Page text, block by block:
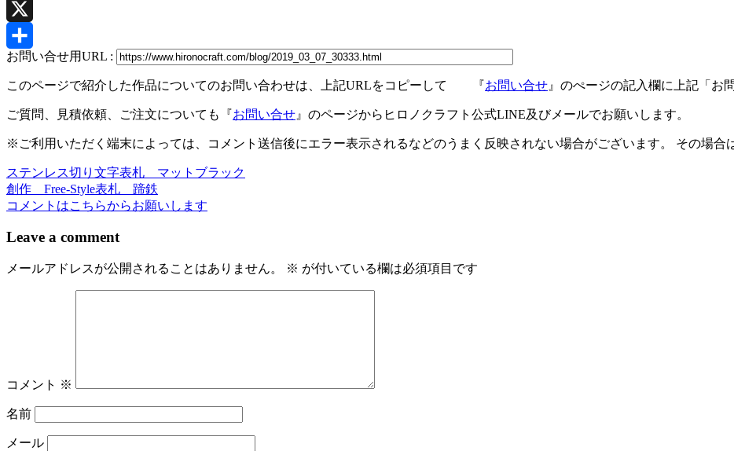
Pinterest
X
共
有
お問い合せ用URL :
このページで紹介した作品についてのお問い合わせは、上記URLをコピーして 『お問い合せ 』のぺージの記入欄に上記「お
ご質問、見積依頼、ご注文についても『お問い合せ 』のページからヒロノクラフト公式LINE及びメールでお願いします。
※ご利用いただく端末によっては、コメント送信後にエラー表示されるなどのうまく反映されない場合がございます。 その場合
投
稿
ナ
ゲ
ン
ステンレス切り文字表札 マットブラック
創作 Free-Style表札 蹄鉄
コメントはこちらからお願いします
Leave a comment
メールアドレスが公開されることはありません。 ※ が付いている欄は必須項目です
コメント ※
名前
メール